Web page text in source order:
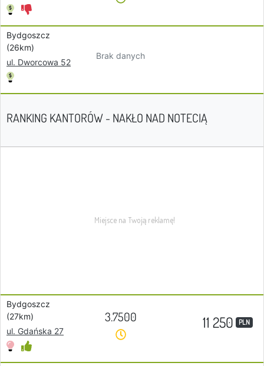
Bydgoszcz
(26km)
ul. Dworcowa 52
Brak danych
RANKING KANTORÓW - NAKŁO NAD NOTECIĄ
Bydgoszcz
(27km)
ul. Gdańska 27
3.7500 11 250 PLN